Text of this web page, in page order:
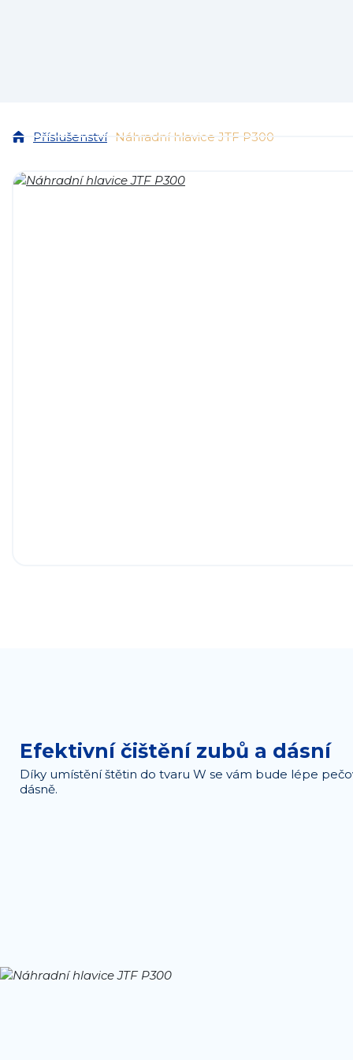
Příslušenství Náhradní hlavice JTF P300
Efektivní čištění zubů a dásní
Díky umístění štětin do tvaru W se vám bude lépe
dásně.